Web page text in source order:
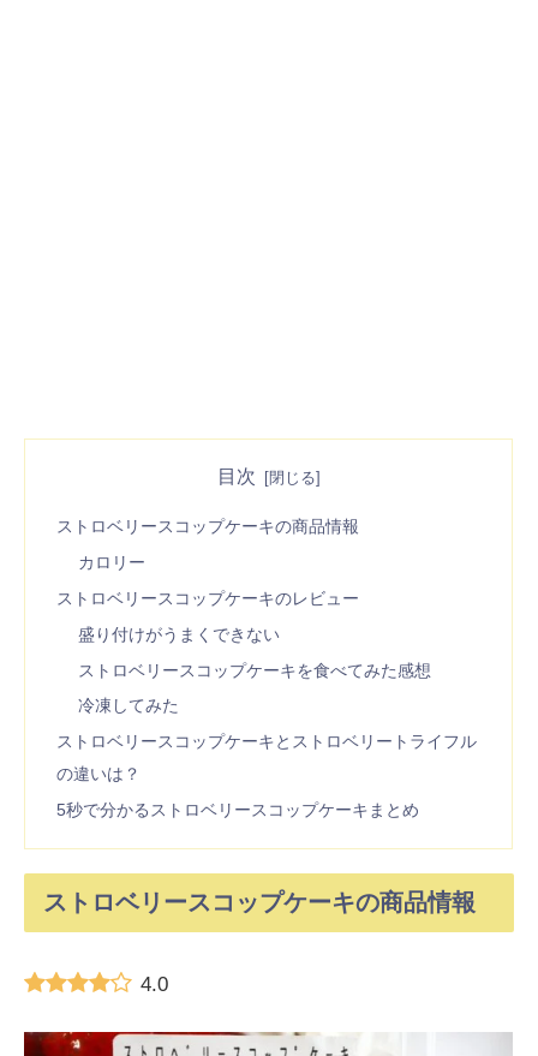
目次
ストロベリースコップケーキの商品情報
カロリー
ストロベリースコップケーキのレビュー
盛り付けがうまくできない
ストロベリースコップケーキを食べてみた感想
冷凍してみた
ストロベリースコップケーキとストロベリートライフル
の違いは？
5秒で分かるストロベリースコップケーキまとめ
ストロベリースコップケーキの商品情報
4.0